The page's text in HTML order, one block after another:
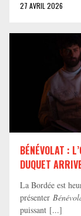
27 AVRIL 2026
BÉNÉVOLAT :
DUQUET
La Bordée est
présenter
puissant [...]